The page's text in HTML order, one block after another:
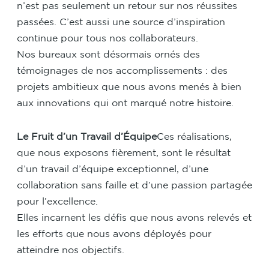
n’est pas seulement un retour sur nos réussites
passées. C’est aussi une source d’inspiration
continue pour tous nos collaborateurs.
Nos bureaux sont désormais ornés des
témoignages de nos accomplissements : des
projets ambitieux que nous avons menés à bien
aux innovations qui ont marqué notre histoire.
Le Fruit d ’un Travail d’ÉquipeCes réalisations,
que nous exposons fièrement, sont le résultat
d’un travail d’équipe exceptionnel, d’une
collaboration sans faille et d’une passion partagée
pour l’excellence.
Elles incarnent les défis que nous avons relevés et
les efforts que nous avons déployés pour
atteindre nos objectifs.